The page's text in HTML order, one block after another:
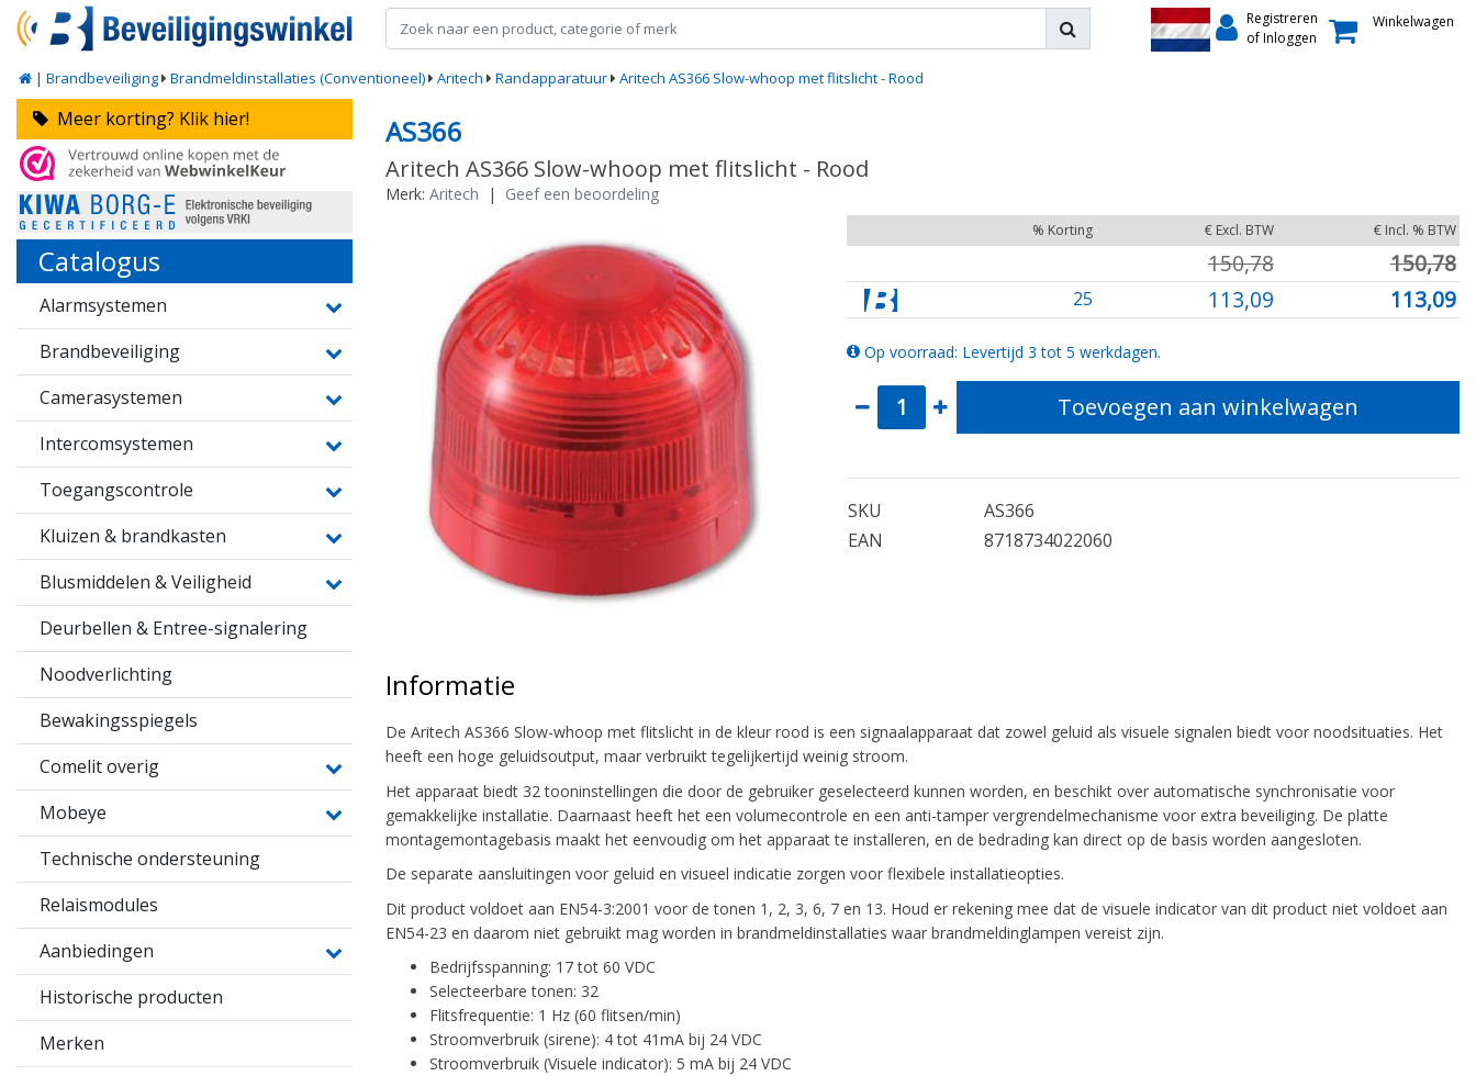
Registreren
of Inloggen
Winkelwagen
| Brandbeveiliging Brandmeldinstallaties (Conventioneel) Aritech Randapparatuur Aritech AS366 Slow-whoop met flitslicht - Rood
Meer korting? Klik hier!
Catalogus
Alarmsystemen
Brandbeveiliging
Camerasystemen
Intercomsystemen
Toegangscontrole
Kluizen & brandkasten
Blusmiddelen & Veiligheid
Deurbellen & Entree-signalering
Noodverlichting
Bewakingsspiegels
Comelit overig
Mobeye
Technische ondersteuning
Relaismodules
Aanbiedingen
Historische producten
Merken
AS366
Aritech AS366 Slow-whoop met flitslicht - Rood
Merk: Aritech | Geef een beoordeling
% Korting € Excl. BTW € Incl. % BTW
150,78 150,78
25 113,09 113,09
Op voorraad: Levertijd 3 tot 5 werkdagen.
Toevoegen aan winkelwagen
SKU
AS366
EAN
8718734022060
Informatie
De Aritech AS366 Slow-whoop met flitslicht in de kleur rood is een signaalapparaat dat zowel geluid als visuele signalen biedt voor noodsituaties. Het
heeft een hoge geluidsoutput, maar verbruikt tegelijkertijd weinig stroom.
Het apparaat biedt 32 tooninstellingen die door de gebruiker geselecteerd kunnen worden, en beschikt over automatische synchronisatie voor
gemakkelijke installatie. Daarnaast heeft het een volumecontrole en een anti-tamper vergrendelmechanisme voor extra beveiliging. De platte
montagemontagebasis maakt het eenvoudig om het apparaat te installeren, en de bedrading kan direct op de basis worden aangesloten.
De separate aansluitingen voor geluid en visueel indicatie zorgen voor flexibele installatieopties.
Dit product voldoet aan EN54-3:2001 voor de tonen 1, 2, 3, 6, 7 en 13. Houd er rekening mee dat de visuele indicator van dit product niet voldoet aan
EN54-23 en daarom niet gebruikt mag worden in brandmeldinstallaties waar brandmeldinglampen vereist zijn.
Bedrijfsspanning: 17 tot 60 VDC
Selecteerbare tonen: 32
Flitsfrequentie: 1 Hz (60 flitsen/min)
Stroomverbruik (sirene): 4 tot 41mA bij 24 VDC
Stroomverbruik (Visuele indicator): 5 mA bij 24 VDC